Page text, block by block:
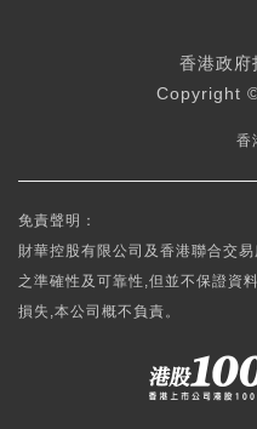
香港政府
Copyright
香
免責聲明：
財華控股有限公司及香港聯合交
之準確性及可靠性,但並不保證資
損失,本公司概不負責。